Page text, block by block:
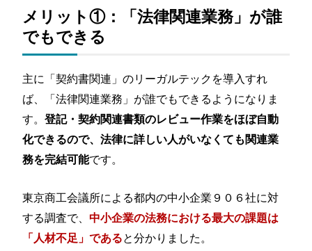
メリット①：「法律関連業務」が誰
でもできる
主に「契約書関連」のリーガルテックを導入すれ
ば、「法律関連業務」が誰でもできるようになりま
す。登記・契約関連書類のレビュー作業をほぼ自動
化できるので、法律に詳しい人がいなくても関連業
務を完結可能です。
東京商工会議所による都内の中小企業９０６社に対
する調査で、中小企業の法務における最大の課題は
「人材不足」であると分かりました。